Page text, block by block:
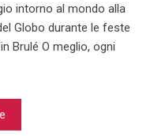
intorno al mondo alla
Globo durante le feste
Brulé O meglio, ogni